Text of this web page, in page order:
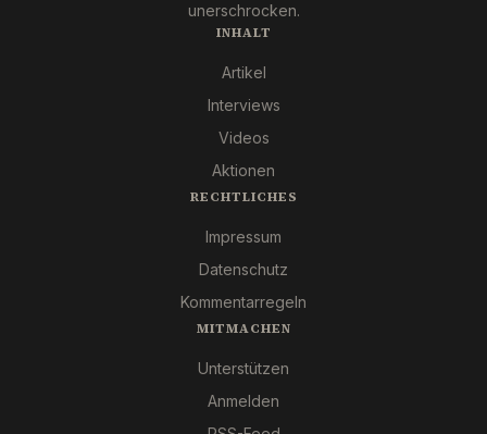
unerschrocken.
INHALT
Artikel
Interviews
Videos
Aktionen
RECHTLICHES
Impressum
Datenschutz
Kommentarregeln
MITMACHEN
Unterstützen
Anmelden